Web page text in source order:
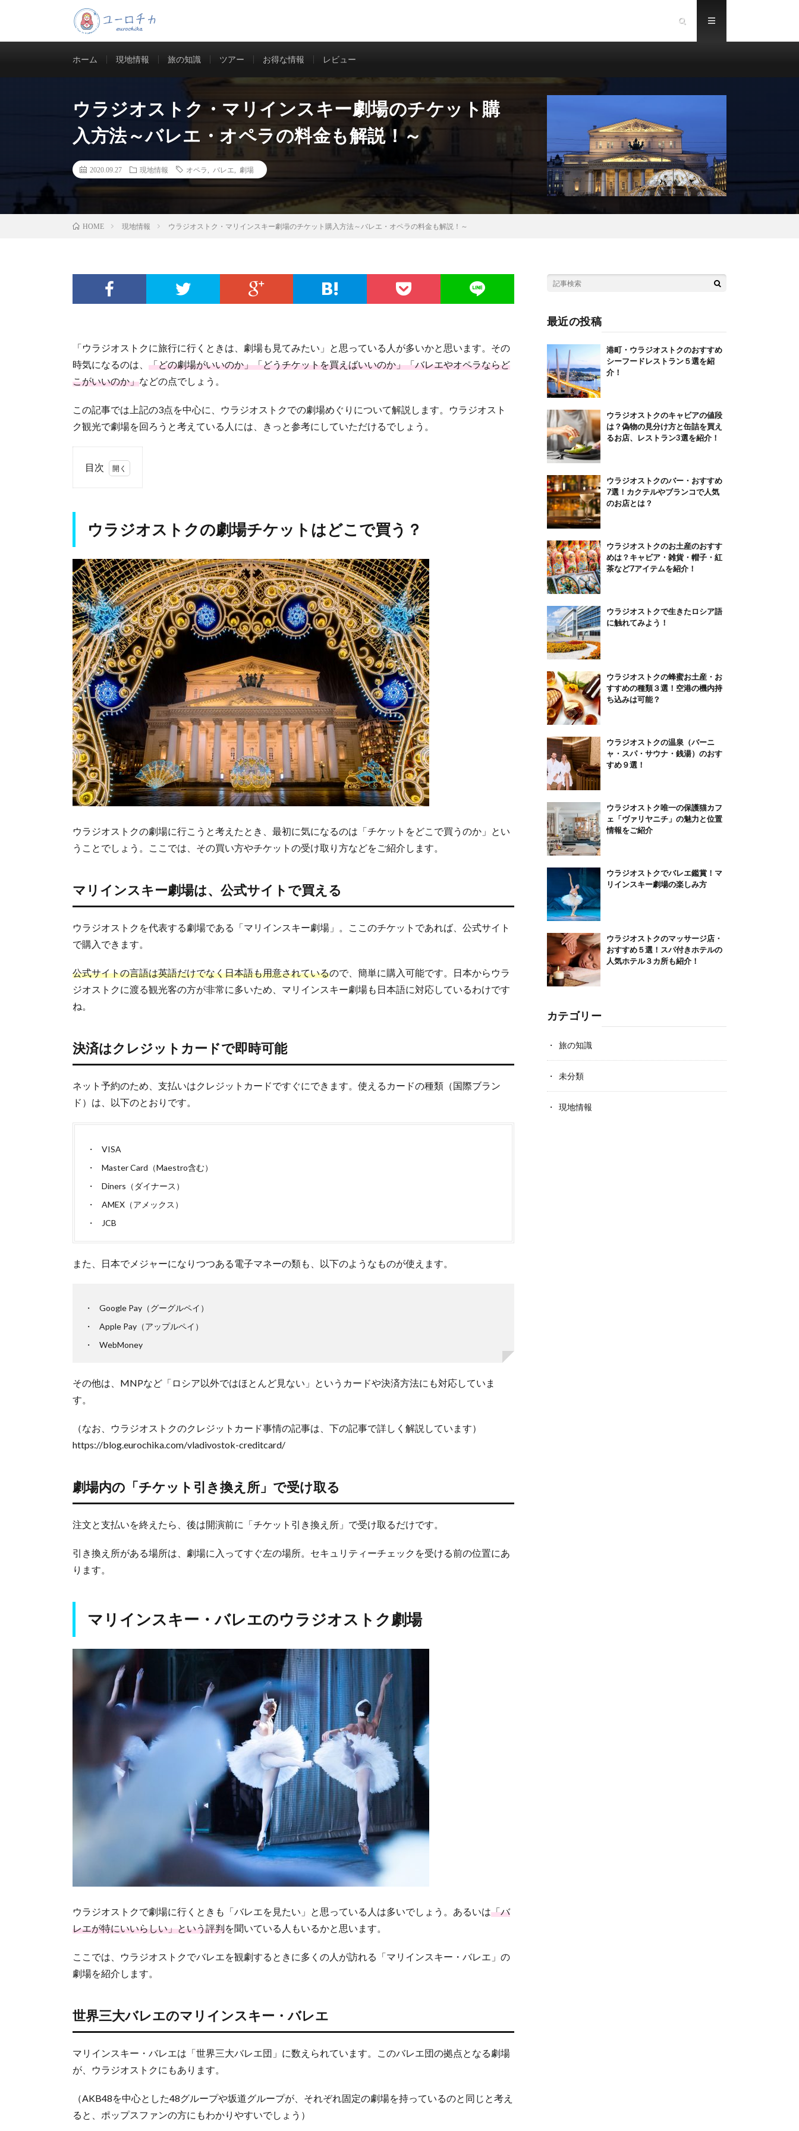
ホーム 現地情報 旅の知識 ツアー お得な情報 レビュー
ウラジオストク・マリインスキー劇場のチケット購
入方法～バレエ・オペラの料金も解説！～
2020.09.27 現地情報 オペラ バレエ 劇場
HOME 現地情報 ウラジオストク・マリインスキー劇場のチケット購入方法～バレエ・オペラの料金も解説！～
「ウラジオストクに旅行に行くときは、劇場も見てみたい」と思っている人が多いかと思います。その
時気になるのは、 「どの劇場がいいのか」「どうチケットを買えばいいのか」「バレエやオペラならど
こがいいのか」などの点でしょう。
この記事では上記の3点を中心に、ウラジオストクでの劇場めぐりについて解説します。ウラジオスト
ク観光で劇場を回ろうと考えている人には、きっと参考にしていただけるでしょう。
目次
1.
スト
クの
チケ
ット
はど
こで
買
う？
1.1.
マリ
イン
スキ
ー劇
場
は、
公式
サイ
トで
買え
る
1.2.
はク
レジ
ット
即時
可能
1.3.
内の
ケッ
ト引
け取
る
2.
イン
バレ
ウラ
ジオ
ク劇
2.1.
三大
イン
スキ
ー・
2.2.
サン
クト
ペテ
（ロ
端）
2016
トク
にも
場）
がで
きた
ス
ツ
ー
も
3.1.
最少1
名か
ら開
3.2.
パル
ル席
は約
ウラジオストクの劇場チケットはどこで買う？
ウラジオストクの劇場に行こうと考えたとき、最初に気になるのは「チケットをどこで買うのか」とい
うことでしょう。ここでは、その買い方やチケットの受け取り方などをご紹介します。
マリインスキー劇場は、公式サイトで買える
ウラジオストクを代表する劇場である「マリインスキー劇場」。ここのチケットであれば、公式サイト
で購入できます。
公式サイトの言語は英語だけでなく日本語も用意されているので、簡単に購入可能です。日本からウラ
ジオストクに渡る観光客の方が非常に多いため、マリインスキー劇場も日本語に対応しているわけです
ね。
決済はクレジットカードで即時可能
ネット予約のため、支払いはクレジットカードですぐにできます。使えるカードの種類（国際ブラン
ド）は、以下のとおりです。
VISA
Master Card（Maestro含む）
Diners（ダイナース）
AMEX（アメックス）
JCB
また、日本でメジャーになりつつある電子マネーの類も、以下のようなものが使えます。
Google Pay（グーグルペイ）
Apple Pay（アップルペイ）
WebMoney
その他は、MNPなど「ロシア以外ではほとんど見ない」というカードや決済方法にも対応していま
す。
（なお、ウラジオストクのクレジットカード事情の記事は、下の記事で詳しく解説しています）
https://blog.eurochika.com/vladivostok-creditcard/
劇場内の「チケット引き換え所」で受け取る
注文と支払いを終えたら、後は開演前に「チケット引き換え所」で受け取るだけです。
引き換え所がある場所は、劇場に入ってすぐ左の場所。セキュリティーチェックを受ける前の位置にあ
ります。
マリインスキー・バレエのウラジオストク劇場
ウラジオストクで劇場に行くときも「バレエを見たい」と思っている人は多いでしょう。あるいは「バ
レエが特にいいらしい」という評判を聞いている人もいるかと思います。
ここでは、ウラジオストクでバレエを観劇するときに多くの人が訪れる「マリインスキー・バレエ」の
劇場を紹介します。
世界三大バレエのマリインスキー・バレエ
マリインスキー・バレエは「世界三大バレエ団」に数えられています。このバレエ団の拠点となる劇場
が、ウラジオストクにもあります。
（AKB48を中心とした48グループや坂道グループが、それぞれ固定の劇場を持っているのと同じと考え
ると、ポップスファンの方にもわかりやすいでしょう）
最近の投稿
港町・ウラジオストクのおすすめ
シーフードレストラン５選を紹
介！
ウラジオストクのキャビアの値段
は？偽物の見分け方と缶詰を買え
るお店、レストラン3選を紹介！
ウラジオストクのバー・おすすめ
7選！カクテルやブランコで人気
のお店とは？
ウラジオストクのお土産のおすす
めは？キャビア・雑貨・帽子・紅
茶など7アイテムを紹介！
ウラジオストクで生きたロシア語
に触れてみよう！
ウラジオストクの蜂蜜お土産・お
すすめの種類３選！空港の機内持
ち込みは可能？
ウラジオストクの温泉（バーニ
ャ・スパ・サウナ・銭湯）のおす
すめ９選！
ウラジオストク唯一の保護猫カフ
ェ「ヴァリヤニチ」の魅力と位置
情報をご紹介
ウラジオストクでバレエ鑑賞！マ
リインスキー劇場の楽しみ方
ウラジオストクのマッサージ店・
おすすめ５選！スパ付きホテルの
人気ホテル３カ所も紹介！
カテゴリー
旅の知識
未分類
現地情報